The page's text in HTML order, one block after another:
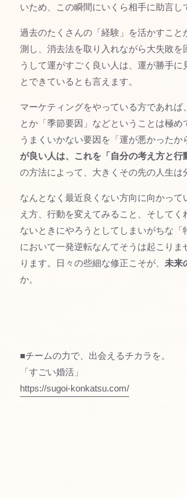
いため、この瞬間にいくら相手に助言し
過去のたくさんの「経験」を活かすこ
測し、消去法を取り入れながら大失敗
うして運がすごく良い人は、運が勝手
とできているとも言えます。
マーケティングをやっている方であれば
とか「季節要因」などということは極
うまくいかない要因を「運が悪かった
が良い人は、これを「自分の考え方と行
の方法によって、大きくその先の人生は
なんとなく最近良くない方向に向かっ
え方、行動を変えてみること、そして
ないときにやろうとしてしまいがちな
において一発逆転なんてそうは起こり
ります。日々の些細な修正こそが、 未来
か。
■チームの力で、出会えるチカラを。
「すごい婚活」
https://sugoi-konkatsu.com/